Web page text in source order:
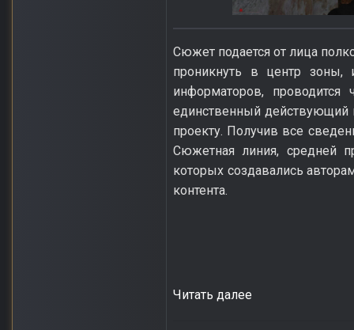
Сюжет подается от лица
проникнуть в центр
информаторов,
единственный действующий
проекту. Получив все
Сюжетная линия, средней
которых создавались
контента.
Читать далее